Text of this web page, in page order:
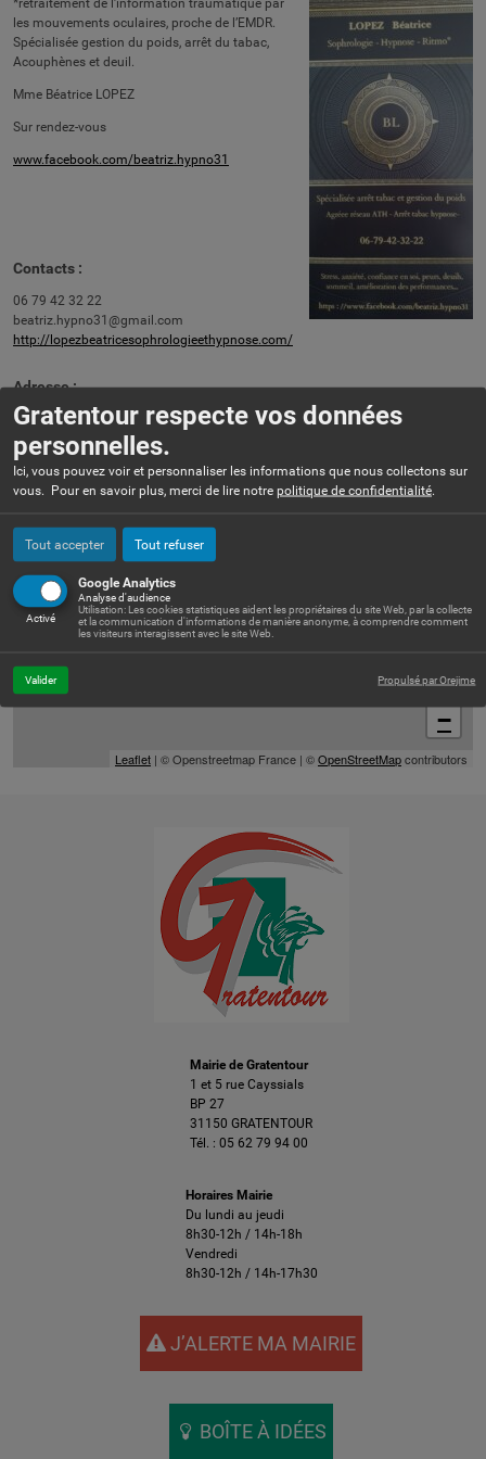
Gratentour respecte vos données
personnelles.
Ici, vous pouvez voir et personnaliser les informations que nous collectons sur
vous. Pour en savoir plus, merci de lire notre politique de confidentialité.
Tout accepter Tout refuser
Google Analytics
Activé
Analyse d'audience
Utilisation: Les cookies statistiques aident les propriétaires du site Web, par la collecte
et la communication d'informations de manière anonyme, à comprendre comment
les visiteurs interagissent avec le site Web.
Valider Propulsé par Orejime
*retraitement de l’information traumatique par
les mouvements oculaires, proche de l’EMDR.
Spécialisée gestion du poids, arrêt du tabac,
Acouphènes et deuil.
Mme Béatrice LOPEZ
Sur rendez-vous
www.facebook.com/beatriz.hypno31
Contacts :
06 79 42 32 22
beatriz.hypno31@gmail.com
http://lopezbeatricesophrologieethypnose.com/
Adresse :
26 rue du clos de mance - 31150 GRATENTOUR
+
−
Leaflet | © Openstreetmap France | ©OpenStreetMapcontributors
Mairie de Gratentour
1 et 5 rue Cayssials
BP 27
31150 GRATENTOUR
Tél. : 05 62 79 94 00
Horaires Mairie
Du lundi au jeudi
8h30-12h / 14h-18h
Vendredi
8h30-12h / 14h-17h30
J’ALERTE MA MAIRIE
BOÎTE À IDÉES